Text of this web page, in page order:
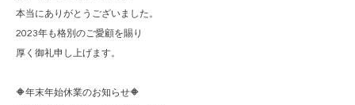
本当にありがとうございました。
2023年も格別のご愛顧を賜り
厚く御礼申し上げます。
🔶年末年始休業のお知らせ🔶